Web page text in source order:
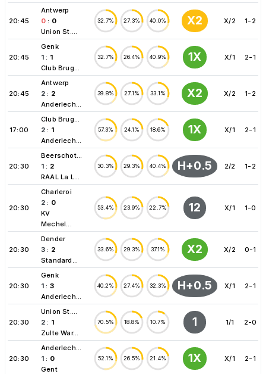
20:45
Antwerp
0 : 0
Union St....
32.7% 27.3% 40.0% X2 X/2 1-2
20:45
Genk
1 : 1
Club Brug...
32.7% 26.4% 40.9% 1X X/1 2-1
20:45
Antwerp
2 : 2
Anderlech...
39.8% 27.1% 33.1% X2 X/2 1-2
17:00
Club Brug...
2 : 1
Anderlech...
57.3% 24.1% 18.6% 1X X/1 2-1
20:30
Beerschot...
1 : 2
RAAL La L...
30.3% 29.3% 40.4% H+0.5 2/2 1-2
20:30
Charleroi
2 : 0
KV
Mechel...
53.4% 23.9% 22.7% 12 X/1 1-0
20:30
Dender
3 : 2
Standard...
33.6% 29.3% 37.1% X2 X/2 0-1
20:30
Genk
1 : 3
Anderlech...
40.2% 27.4% 32.3% H+0.5 X/1 2-1
20:30
Union St....
2 : 1
Zulte War...
70.5% 18.8% 10.7% 1 1/1 2-0
20:30
Anderlech...
1 : 0
Gent
52.1% 26.5% 21.4% 1X X/1 2-1